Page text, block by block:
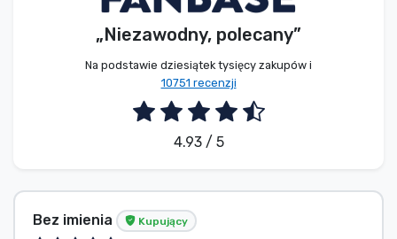
„Niezawodny, polecany”
Na podstawie dziesiątek tysięcy zakupów i
10751 recenzji
4.93 / 5
Bez imienia Kupujący